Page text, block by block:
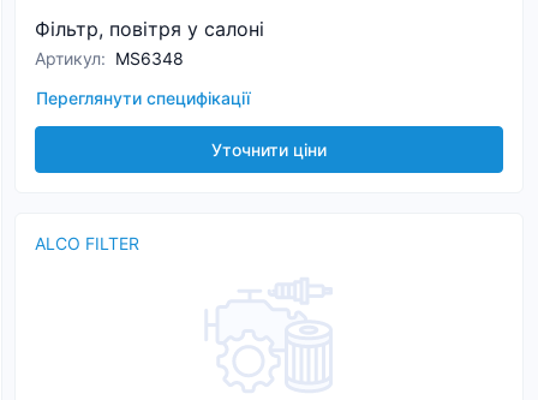
Фільтр, повітря у салоні
Артикул: MS6348
Переглянути специфікації
Уточнити ціни
ALCO FILTER